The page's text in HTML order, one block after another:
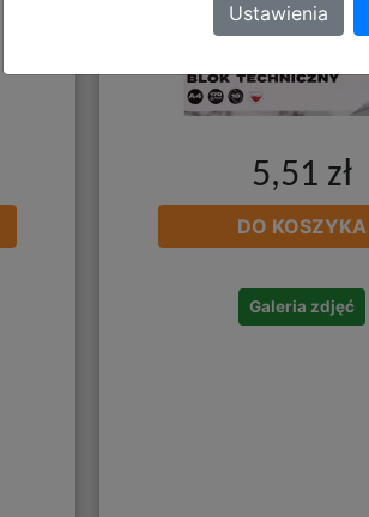
5,51 zł
DO KOSZYKA
Galeria zdjęć
Ustawienia